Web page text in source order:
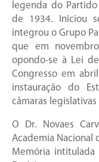
legenda do
de 1934. Iniciou
integrou o Grupo
que em
opondo-se à Lei
Congresso em
instauração do
câmaras
O Dr. Novaes
Academia Nacional
Memória intitulada